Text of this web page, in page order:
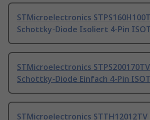
STMicroelectronics
Schottky-Diode Isoliert 4-Pin
STMicroelectronics
Schottky-Diode Einfach 4-Pin
STMicroelectronics STTH12012TV